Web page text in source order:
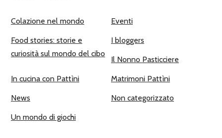
Colazione nel mondo Eventi
Food stories: storie e
curiosità sul mondo del cibo
I bloggers
Il Nonno Pasticciere
In cucina con Pattìni Matrimoni Pattìni
News Non categorizzato
Un mondo di giochi